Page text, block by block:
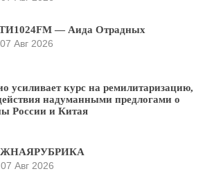
— Аида Отрадных
07 Авг 2026
усиливает курс на ремилитаризацию,
надуманными предлогами о
России и Китая
07 Авг 2026